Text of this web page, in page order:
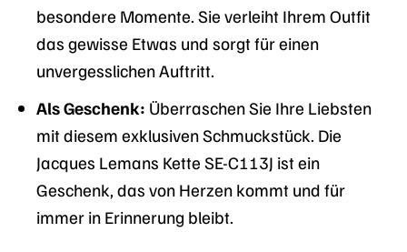
besondere Momente. Sie verleiht Ihrem Outfit
das gewisse Etwas und sorgt für einen
unvergesslichen Auftritt.
Als Geschenk: Überraschen Sie Ihre Liebsten
mit diesem exklusiven Schmuckstück. Die
Jacques Lemans Kette SE-C113J ist ein
Geschenk, das von Herzen kommt und für
immer in Erinnerung bleibt.